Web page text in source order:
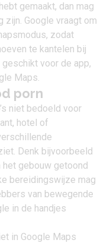
gemaakt, dan mag
zijn. Google vraagt om
zodat
te kantelen bij
geschikt voor de app,
Maps.
porn
niet bedoeld voor
hotel of
Denk bijvoorbeeld
het gebouw getoond
bereidingswijze mag
van bewegende
in de handjes
in Google Maps